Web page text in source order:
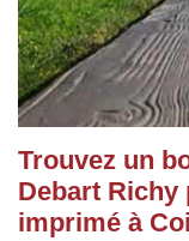
Trouvez un
Debart Richy
imprimé à